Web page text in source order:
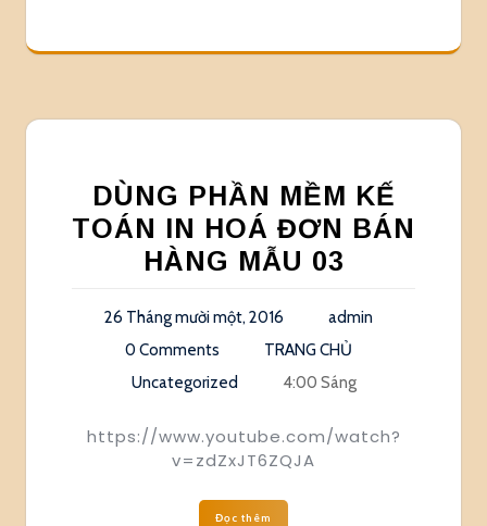
DÙNG PHẦN MỀM KẾ
TOÁN IN HOÁ ĐƠN BÁN
HÀNG MẪU 03
26 Tháng mười một, 2016
admin
0 Comments
TRANG CHỦ
Uncategorized
4:00 Sáng
https://www.youtube.com/watch?
v=zdZxJT6ZQJA
Đọc thêm